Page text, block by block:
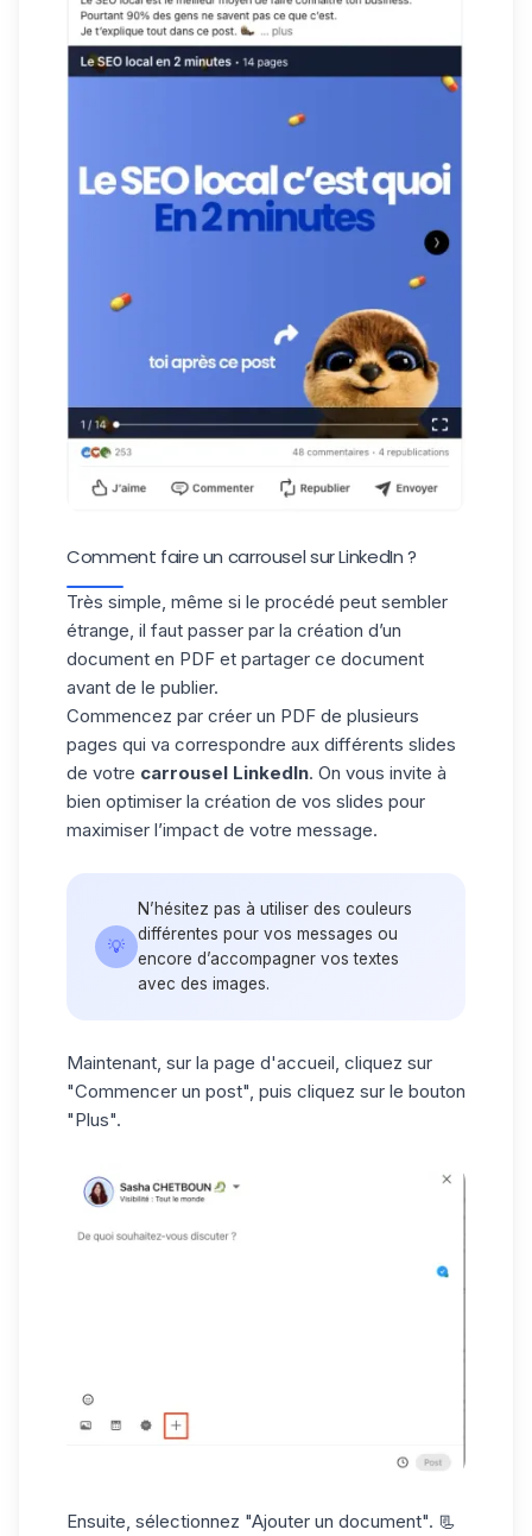
Comment faire un carrousel sur LinkedIn ?
Très simple, même si le procédé peut sembler
étrange, il faut passer par la création d’un
document en PDF et partager ce document
avant de le publier.
Commencez par créer un PDF de plusieurs
pages qui va correspondre aux différents slides
de votre carrousel LinkedIn. On vous invite à
bien optimiser la création de vos slides pour
maximiser l’impact de votre message.
💡
N’hésitez pas à utiliser des couleurs
différentes pour vos messages ou
encore d’accompagner vos textes
avec des images.
Maintenant, sur la page d'accueil, cliquez sur
"Commencer un post", puis cliquez sur le bouton
"Plus".
Ensuite, sélectionnez "Ajouter un document". 📃